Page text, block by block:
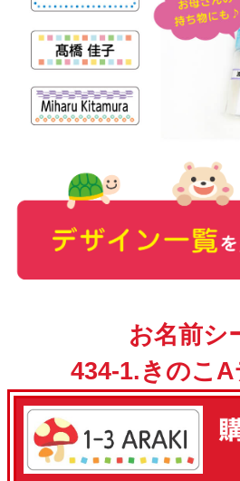
お名前シ
434-1.きのこ